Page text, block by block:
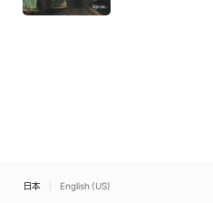
日本 English (US)